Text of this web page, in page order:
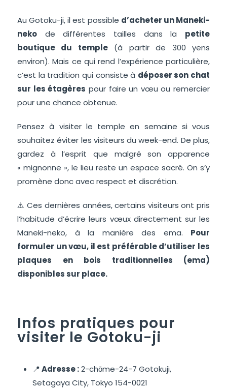
Au Gotoku-ji, il est possible d’acheter un Maneki-
neko de différentes tailles dans la petite
boutique du temple(à partir de 300 yens
environ). Mais ce qui rend l’expérience particulière,
c’est la tradition qui consiste à déposer son chat
sur les étagères pour faire un vœu ou remercier
pour une chance obtenue.
Pensez à visiter le temple en semaine si vous
souhaitez éviter les visiteurs du week-end. De plus,
gardez à l’esprit que malgré son apparence
« mignonne », le lieu reste un espace sacré. On s’y
promène donc avec respect et discrétion.
⚠️Ces dernières années, certains visiteurs ont pris
l’habitude d’écrire leurs vœux directement sur les
Maneki-neko, à la manière des ema. Pour
formuler un vœu, il est préférable d’utiliser les
plaques en bois traditionnelles (ema)
disponibles sur place.
Infos pratiques pour
visiter le Gotoku-ji
📍Adresse :2-chōme-24-7 Gotokuji,
Setagaya City, Tokyo 154-0021